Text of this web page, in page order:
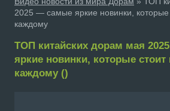
2025 — самые яркие новинки, которые
каждому
ТОП китайских дорам мая
яркие новинки, которые стоит
каждому ()